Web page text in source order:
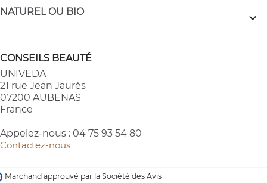
NATUREL OU BIO 
CONSEILS BEAUTÉ
UNIVEDA
21 rue Jean Jaurès
07200 AUBENAS
France
Appelez-nous : 04 75 93 54 80
Contactez-nous
Marchand approuvé par la Société des Avis